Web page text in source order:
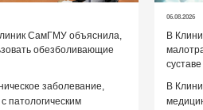
СамГМУ объяснила,
обезболивающие
заболевание,
патологическим
06.08.2026
В
суставе
В